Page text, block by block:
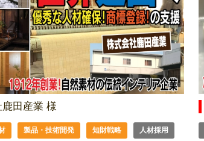
田産業 様
製品・技術開発 知財戦略 人材採用